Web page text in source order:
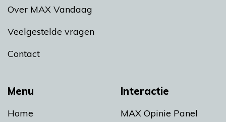
Menu
Home
Interactie
MAX Opinie Panel
Over MAX Vandaag
Veelgestelde vragen
Contact